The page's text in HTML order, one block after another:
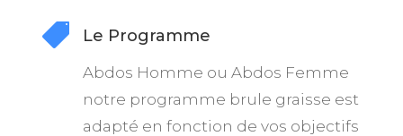
 Le Programme
Abdos Homme ou Abdos Femme
notre programme brule graisse est
adapté en fonction de vos objectifs